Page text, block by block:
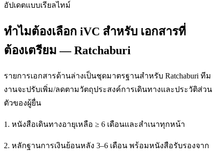
อัปเดตแบบเรียลไทม์
ทำไมต้องเลือก iVC สำหรับ เอกสารที่
ต้องเตรียม — Ratchaburi
รายการเอกสารด้านล่างเป็นชุดมาตรฐานสำหรับ Ratchaburi ทีม
งานจะปรับเพิ่ม/ลดตามวัตถุประสงค์การเดินทางและประวัติส่วน
ตัวของผู้ยื่น
1. หนังสือเดินทางอายุเหลือ ≥ 6 เดือนและสำเนาทุกหน้า
2. หลักฐานการเงินย้อนหลัง 3–6 เดือน พร้อมหนังสือรับรองจาก